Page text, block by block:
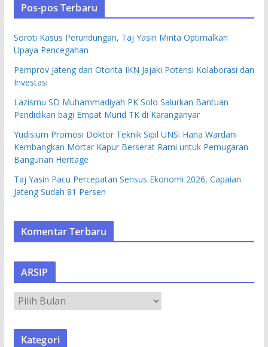
Pos-pos Terbaru
Soroti Kasus Perundungan, Taj Yasin Minta Optimalkan
Upaya Pencegahan
Pemprov Jateng dan Otorita IKN Jajaki Potensi Kolaborasi dan
Investasi
Lazismu SD Muhammadiyah PK Solo Salurkan Bantuan
Pendidikan bagi Empat Murid TK di Karanganyar
Yudisium Promosi Doktor Teknik Sipil UNS: Hana Wardani
Kembangkan Mortar Kapur Berserat Rami untuk Pemugaran
Bangunan Heritage
Taj Yasin Pacu Percepatan Sensus Ekonomi 2026, Capaian
Jateng Sudah 81 Persen
Komentar Terbaru
ARSIP
R
S
Kategori